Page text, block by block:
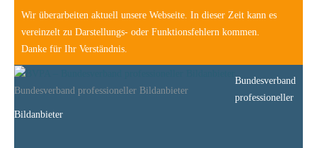
Wir überarbeiten aktuell unsere Webseite. In dieser Zeit kann es
vereinzelt zu Darstellungs- oder Funktionsfehlern kommen.
Danke für Ihr Verständnis.
Bundesverband professioneller Bildanbieter
Bundesverband
professioneller
Bildanbieter